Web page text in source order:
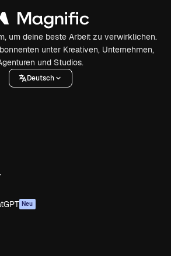
um deine beste Arbeit zu verwirklichen.
unter Kreativen, Unternehmen,
und Studios.
Deutsch
Neu